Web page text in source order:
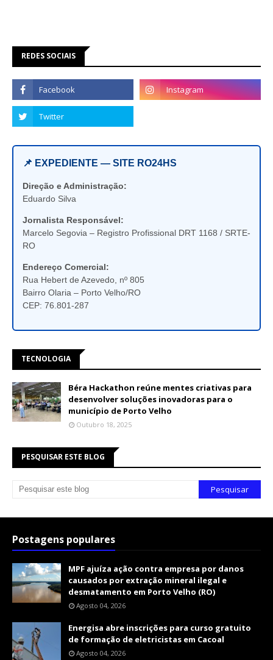
REDES SOCIAIS
📌 EXPEDIENTE — SITE RO24HS
Direção e Administração:
Eduardo Silva
Jornalista Responsável:
Marcelo Segovia – Registro Profissional DRT 1168 / SRTE-
RO
Endereço Comercial:
Rua Hebert de Azevedo, nº 805
Bairro Olaria – Porto Velho/RO
CEP: 76.801-287
TECNOLOGIA
Béra Hackathon reúne mentes criativas para
desenvolver soluções inovadoras para o
município de Porto Velho
Outubro 18, 2025
PESQUISAR ESTE BLOG
Postagens populares
MPF ajuíza ação contra empresa por danos
causados por extração mineral ilegal e
desmatamento em Porto Velho (RO)
Agosto 04, 2026
Energisa abre inscrições para curso gratuito
de formação de eletricistas em Cacoal
Agosto 04, 2026